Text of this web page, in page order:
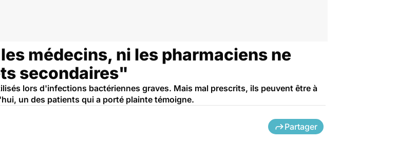
médecins, ni les pharmaciens ne
secondaires"
lors d'infections bactériennes graves. Mais mal prescrits, ils peuvent être à
un des patients qui a porté plainte témoigne.
Partager